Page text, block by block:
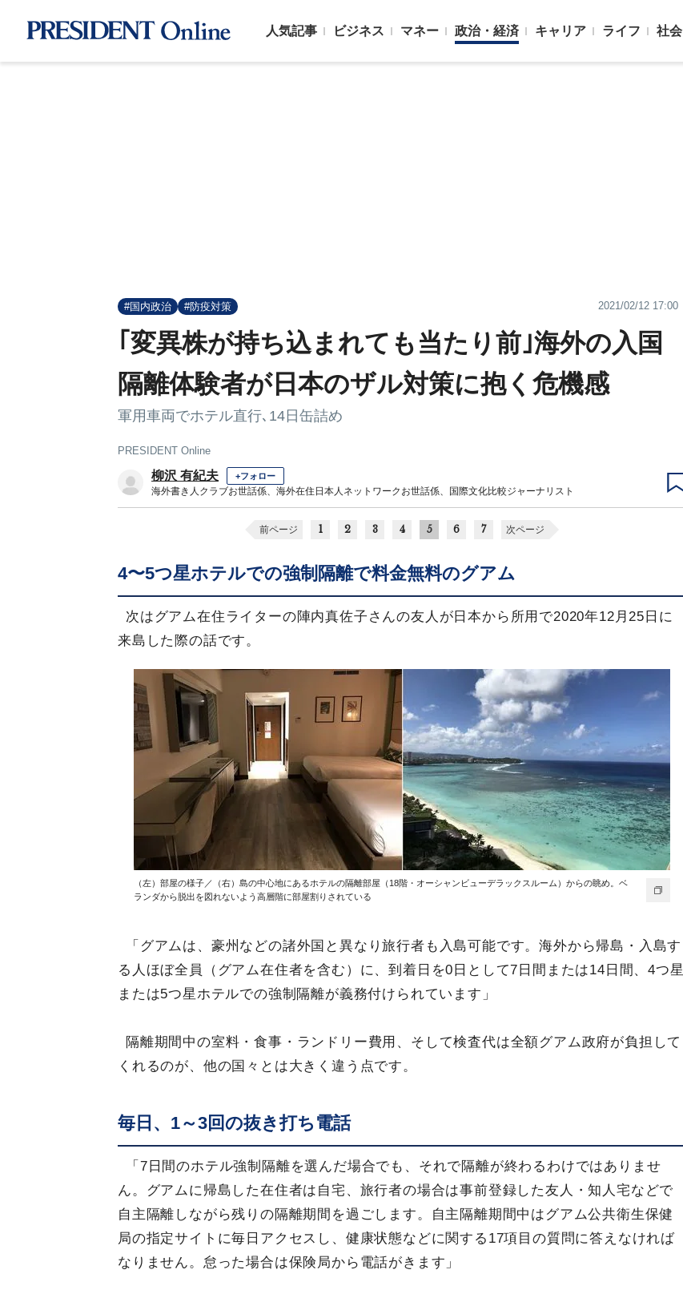
人気記事 ビジネス マネー 政治・経済 キャリア ライフ 社会
#国内政治 #防疫対策 2021/02/12 17:00
｢変異株が持ち込まれても当たり前｣海外の入国
隔離体験者が日本のザル対策に抱く危機感
軍用車両でホテル直行､14日缶詰め
PRESIDENT Online
柳沢 有紀夫 +フォロー
海外書き人クラブお世話係、海外在住日本人ネットワークお世話係、国際文化比較ジャーナリスト
前ページ 1 2 3 4 5 6 7 次ページ
4〜5つ星ホテルでの強制隔離で料金無料のグアム
次はグアム在住ライターの陣内真佐子さんの友人が日本から所用で2020年12月25日に
来島した際の話です。
（左）部屋の様子／（右）島の中心地にあるホテルの隔離部屋（18階・オーシャンビューデラックスルーム）からの眺め。ベ
ランダから脱出を図れないよう高層階に部屋割りされている
「グアムは、豪州などの諸外国と異なり旅行者も入島可能です。海外から帰島・入島す
る人ほぼ全員（グアム在住者を含む）に、到着日を0日として7日間または14日間、4つ星
または5つ星ホテルでの強制隔離が義務付けられています」
隔離期間中の室料・食事・ランドリー費用、そして検査代は全額グアム政府が負担して
くれるのが、他の国々とは大きく違う点です。
毎日、1～3回の抜き打ち電話
「7日間のホテル強制隔離を選んだ場合でも、それで隔離が終わるわけではありませ
ん。グアムに帰島した在住者は自宅、旅行者の場合は事前登録した友人・知人宅などで
自主隔離しながら残りの隔離期間を過ごします。自主隔離期間中はグアム公共衛生保健
局の指定サイトに毎日アクセスし、健康状態などに関する17項目の質問に答えなければ
なりません。怠った場合は保険局から電話がきます」